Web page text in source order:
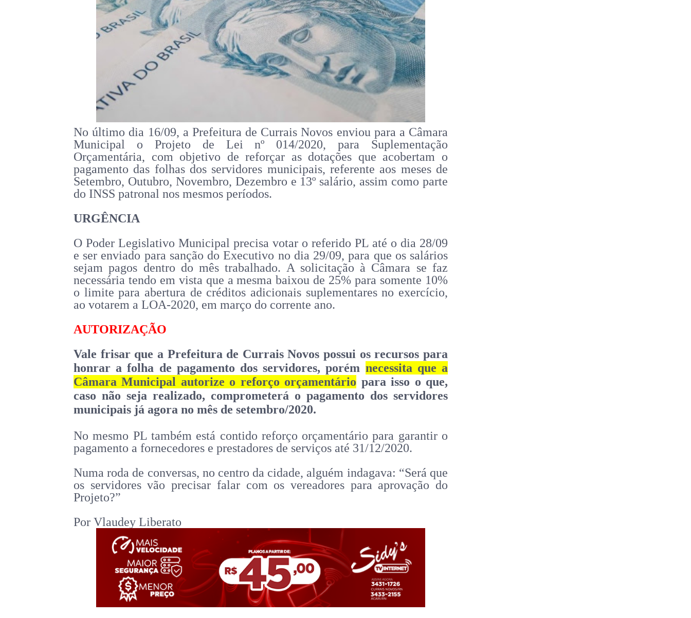
No último dia 16/09, a Prefeitura de Currais Novos enviou para a Câmara
Municipal o Projeto de Lei nº 014/2020, para Suplementação
Orçamentária, com objetivo de reforçar as dotações que acobertam o
pagamento das folhas dos servidores municipais, referente aos meses de
Setembro, Outubro, Novembro, Dezembro e 13º salário, assim como parte
do INSS patronal nos mesmos períodos.
URGÊNCIA
O Poder Legislativo Municipal precisa votar o referido PL até o dia 28/09
e ser enviado para sanção do Executivo no dia 29/09, para que os salários
sejam pagos dentro do mês trabalhado. A solicitação à Câmara se faz
necessária tendo em vista que a mesma baixou de 25% para somente 10%
o limite para abertura de créditos adicionais suplementares no exercício,
ao votarem a LOA-2020, em março do corrente ano.
AUTORIZAÇÃO
Vale frisar que a Prefeitura de Currais Novos possui os recursos para
honrar a folha de pagamento dos servidores, porém necessita que a
Câmara Municipal autorize o reforço orçamentário para isso o que,
caso não seja realizado, comprometerá o pagamento dos servidores
municipais já agora no mês de setembro/2020.
No mesmo PL também está contido reforço orçamentário para garantir o
pagamento a fornecedores e prestadores de serviços até 31/12/2020.
Numa roda de conversas, no centro da cidade, alguém indagava: “Será que
os servidores vão precisar falar com os vereadores para aprovação do
Projeto?”
Por Vlaudey Liberato